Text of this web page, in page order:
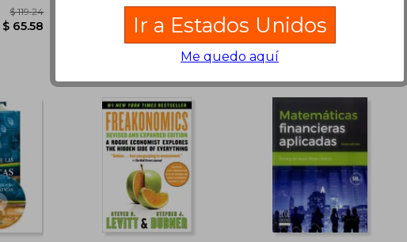
45%
dcto. $ 54.13
Nuevo
45%
dcto.
Ir a Estados Unidos
Me quedo aquí